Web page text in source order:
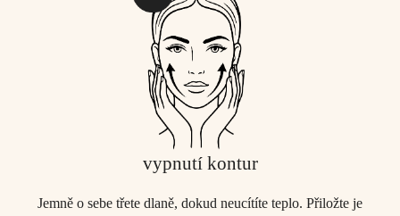
vypnutí kontur
Jemně o sebe třete dlaně, dokud neucítíte teplo. Přiložte je